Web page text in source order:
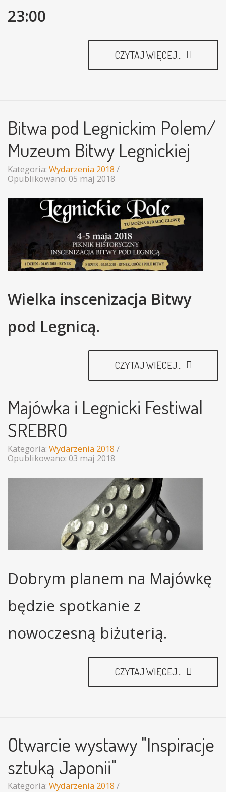
23:00
CZYTAJ WIĘCEJ...
Bitwa pod Legnickim Polem/
Muzeum Bitwy Legnickiej
Kategoria: Wydarzenia 2018
Opublikowano: 05 maj 2018
Wielka inscenizacja Bitwy
pod Legnicą.
CZYTAJ WIĘCEJ...
Majówka i Legnicki Festiwal
SREBRO
Kategoria: Wydarzenia 2018
Opublikowano: 03 maj 2018
Dobrym planem na Majówkę
będzie spotkanie z
nowoczesną biżuterią.
CZYTAJ WIĘCEJ...
Otwarcie wystawy "Inspiracje
sztuką Japonii"
Kategoria: Wydarzenia 2018